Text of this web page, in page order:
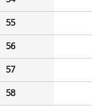
55
56
57
58